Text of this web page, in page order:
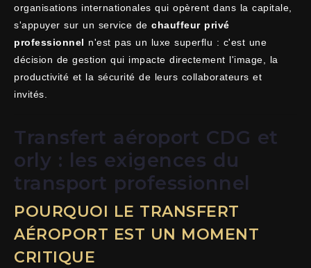
organisations internationales qui opèrent dans la capitale,
s'appuyer sur un service de chauffeur privé
professionnel n'est pas un luxe superflu : c'est une
décision de gestion qui impacte directement l'image, la
productivité et la sécurité de leurs collaborateurs et
invités.
Transfert aéroport CDG et
orly : les exigences du
transport professionnel
POURQUOI LE TRANSFERT
AÉROPORT EST UN MOMENT
CRITIQUE